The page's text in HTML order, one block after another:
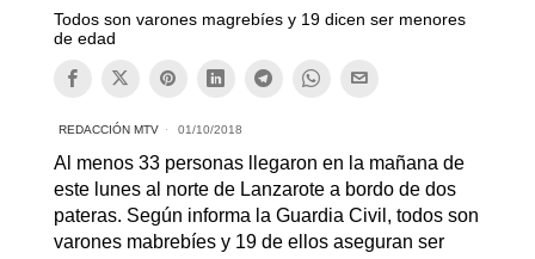
Todos son varones magrebíes y 19 dicen ser menores
de edad
REDACCIÓN MTV 01/10/2018
Al menos 33 personas llegaron en la mañana de
este lunes al norte de Lanzarote a bordo de dos
pateras. Según informa la Guardia Civil, todos son
varones mabrebíes y 19 de ellos aseguran ser